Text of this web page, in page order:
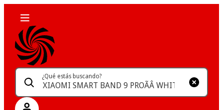
¿Qué estás buscando?